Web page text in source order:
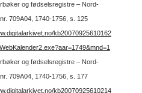
og fødselsregistre – Nord-
709A04, 1740-1756, s. 125
kb20070925610162
og fødselsregistre – Nord-
709A04, 1740-1756, s. 177
kb20070925610214